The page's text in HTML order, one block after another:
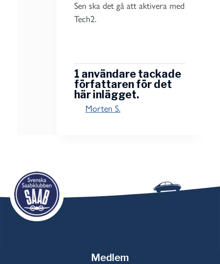
Sen ska det gå att aktivera med
Tech2.
1 användare tackade
författaren för det
här inlägget.
Morten S.
Medlem